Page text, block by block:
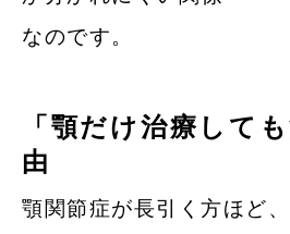
なのです。
「顎だけ治療して
由
顎関節症が長引く方ほど、